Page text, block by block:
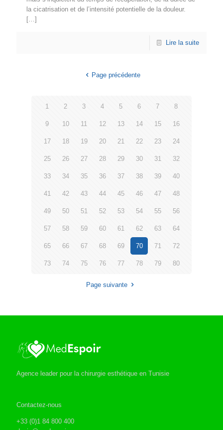
la cicatrisation et de l’intensité potentielle de la douleur.
[…]
Lire la suite
Page précédente
1 2 3 4 5 6 7 8
9 10 11 12 13 14 15 16
17 18 19 20 21 22 23 24
25 26 27 28 29 30 31 32
33 34 35 36 37 38 39 40
41 42 43 44 45 46 47 48
49 50 51 52 53 54 55 56
57 58 59 60 61 62 63 64
65 66 67 68 69 70 71 72
73 74 75 76 77 78 79 80
Page suivante
Agence leader pour la chirurgie esthétique en Tunisie
Contactez-nous
+33 (0)1 84 800 400